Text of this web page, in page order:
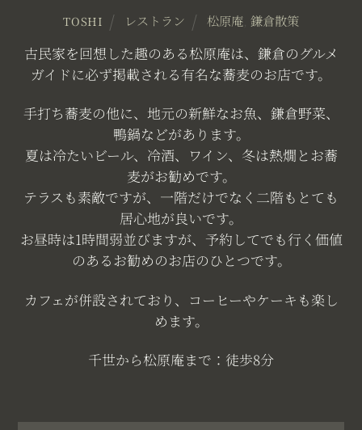
TOSHI レストラン 松原庵, 鎌倉散策
古民家を回想した趣のある松原庵は、鎌倉のグルメ
ガイドに必ず掲載される有名な蕎麦のお店です。
手打ち蕎麦の他に、地元の新鮮なお魚、鎌倉野菜、
鴨鍋などがあります。
夏は冷たいビール、冷酒、ワイン、冬は熱燗とお蕎
麦がお勧めです。
テラスも素敵ですが、一階だけでなく二階もとても
居心地が良いです。
お昼時は1時間弱並びますが、予約してでも行く価値
のあるお勧めのお店のひとつです。
カフェが併設されており、コーヒーやケーキも楽し
めます。
千世から松原庵まで：徒歩8分